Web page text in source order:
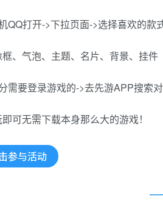
QQ打开->下拉页面->选择喜欢的款
框、气泡、主题、名片、背景、挂件
需要登录游戏的->去先游APP搜索对
可无需下载本身那么大的游戏！
参与活动